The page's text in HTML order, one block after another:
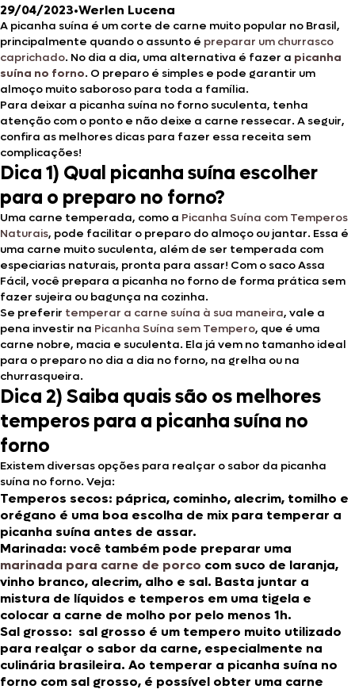
29/04/2023•Werlen Lucena
A picanha suína é um corte de carne muito popular no Brasil,
principalmente quando o assunto é preparar um churrasco
caprichado. No dia a dia, uma alternativa é fazer a picanha
suína no forno. O preparo é simples e pode garantir um
almoço muito saboroso para toda a família.
Para deixar a picanha suína no forno suculenta, tenha
atenção com o ponto e não deixe a carne ressecar. A seguir,
confira as melhores dicas para fazer essa receita sem
complicações!
Dica 1) Qual picanha suína escolher
para o preparo no forno?
Uma carne temperada, como a Picanha Suína com Temperos
Naturais, pode facilitar o preparo do almoço ou jantar. Essa é
uma carne muito suculenta, além de ser temperada com
especiarias naturais, pronta para assar! Com o saco Assa
Fácil, você prepara a picanha no forno de forma prática sem
fazer sujeira ou bagunça na cozinha.
Se preferir temperar a carne suína à sua maneira, vale a
pena investir na Picanha Suína sem Tempero, que é uma
carne nobre, macia e suculenta. Ela já vem no tamanho ideal
para o preparo no dia a dia no forno, na grelha ou na
churrasqueira.
Dica 2)Saiba quais são os melhores
temperos para a picanha suína no
forno
Existem diversas opções para realçar o sabor da picanha
suína no forno. Veja:
Temperos secos: páprica, cominho, alecrim, tomilho e
orégano é uma boa escolha de mix para temperar a
picanha suína antes de assar.
Marinada: você também pode preparar uma
marinada para carne de porco com suco de laranja,
vinho branco, alecrim, alho e sal. Basta juntar a
mistura de líquidos e temperos em uma tigela e
colocar a carne de molho por pelo menos 1h.
Sal grosso: sal grosso é um tempero muito utilizado
para realçar o sabor da carne, especialmente na
culinária brasileira. Ao temperar a picanha suína no
forno com sal grosso, é possível obter uma carne